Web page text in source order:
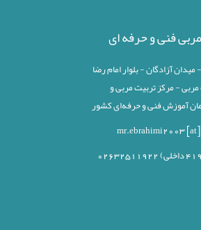
فنی و حرفه ای
آزادگان - بلوار امام رضا
- مرکز تربیت مربی و
آموزش فنی و حرفه‌ای کشور
mr.ebrahimi2003